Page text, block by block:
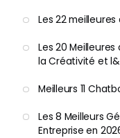
Les 22
Les 20
la Créativité et
Meilleurs 11
Les 8 Meilleurs
Entreprise en